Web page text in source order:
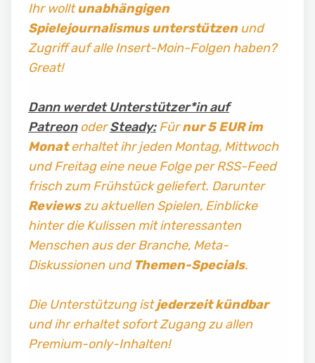
Ihr wolltunabhängigen
Spielejournalismus unterstützenund
Zugriff auf alle Insert-Moin-Folgen haben?
Great!
Dann werdet Unterstützer*in auf
PatreonoderSteady:Fürnur 5 EUR im
Monaterhaltet ihr jeden Montag, Mittwoch
und Freitag eine neue Folge per RSS-Feed
frisch zum Frühstück geliefert. Darunter
Reviewszu aktuellen Spielen, Einblicke
hinter die Kulissen mit interessanten
Menschen aus der Branche, Meta-
Diskussionen und Themen-Specials.
Die Unterstützung istjederzeit kündbar
und ihr erhaltet sofort Zugang zu allen
Premium-only-Inhalten!